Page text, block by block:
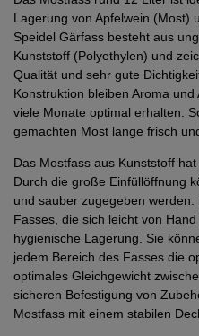
Lagerung von Apfelwein (Most)
Speidel Gärfass besteht aus
Kunststoff (Polyethylen) und
Qualität und sehr gute
Konstruktion bleiben Aroma
viele Monate optimal erhalten.
gemachten Most lange frisch
Das Mostfass aus Kunststoff
Durch die große Einfüllöffnung
und sauber zugegeben
Fasses, die sich leicht von
hygienische Lagerung. Sie
jedem Bereich des Fasses die
optimales Gleichgewicht
sicheren Befestigung von
Mostfass mit einem stabilen